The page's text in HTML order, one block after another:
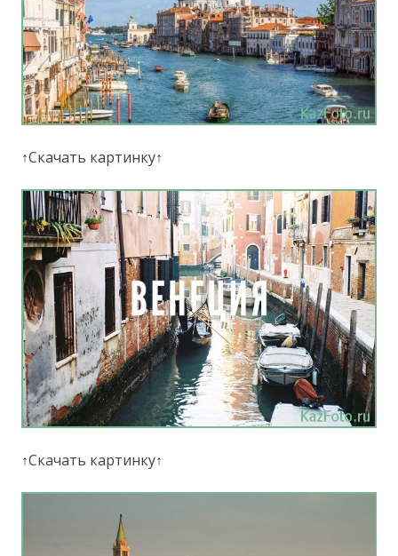
↑Скачать картинку↑
↑Скачать картинку↑